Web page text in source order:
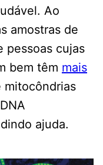
Ao
amostras de
pessoas cujas
bem têm mais
mitocôndrias
ajuda.